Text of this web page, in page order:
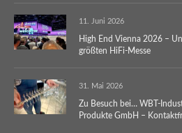
11. Juni 2026
High End Vienna 2026 –
größten HiFi-Messe
31. Mai 2026
Zu Besuch bei… WBT-
Produkte GmbH –